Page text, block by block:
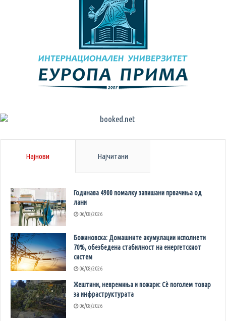
Најнови Најчитани
Годинава 4900 помалку запишани првачиња од
лани
06/08/2026
Божиновска: Домашните акумулации исполнети
70%, обезбедена стабилност на енергетскиот
систем
06/08/2026
Жештини, невремиња и пожари: Сè поголем товар
за инфраструктурата
06/08/2026